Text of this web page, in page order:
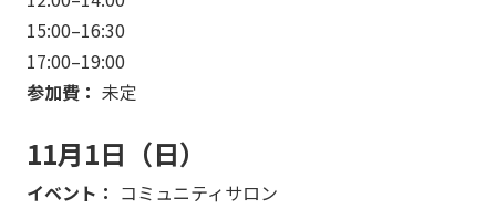
15:00–16:30
17:00–19:00
参加費： 未定
11月1日（日）
イベント： コミュニティサロン